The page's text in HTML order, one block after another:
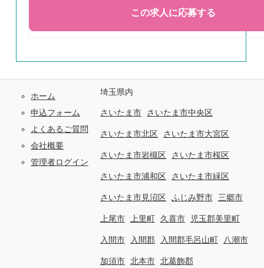
ホーム
申込フォーム
よくあるご質問
会社概要
管理者ログイン
埼玉県内
さいたま市 さいたま市中央区
さいたま市北区 さいたま市大宮区
さいたま市岩槻区 さいたま市桜区
さいたま市浦和区 さいたま市緑区
さいたま市見沼区 ふじみ野市 三郷市
上尾市 上里町 久喜市 児玉郡美里町
入間市 入間郡 入間郡毛呂山町 八潮市
加須市 北本市 北葛飾郡